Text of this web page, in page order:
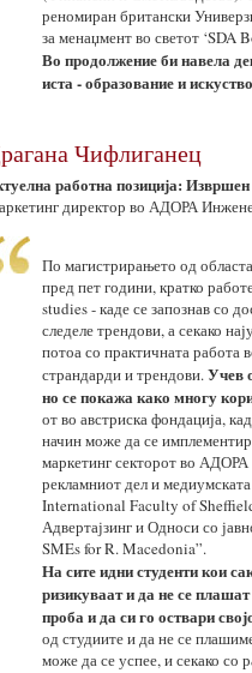
реномиран британски
за менаџмент во светот ‘SDA
Во продолжение би навела
иста - образование и
Чифлиганец
работна позиција:
директор во АДОРА
По магистрирањето од
пред пет години, кратко
studies - каде се запознав со
следеле трендови, а секако
потоа со практичната работа
страндарди и трендови.Учев
но се покажа како многу
от во австриска фондација,
начин може да се
маркетинг секторот во
рекламниот дел и
International Faculty of
Адвертајзинг и Односи со
SMEs for R. Macedonia”.
На сите идни студенти кои
ризикуваат и да не се
проба и да си го оствари
од студиите и да не се
може да се успее, и секако со